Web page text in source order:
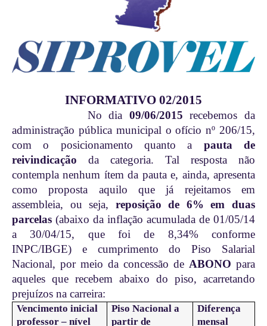
INFORMATIVO 02/2015
No dia 09/06/2015 recebemos da
administração pública municipal o ofício nº 206/15,
com o posicionamento quanto a pauta de
reivindicação da categoria. Tal resposta não
contempla nenhum ítem da pauta e, ainda, apresenta
como proposta aquilo que já rejeitamos em
assembleia, ou seja, reposição de 6% em duas
parcelas (abaixo da inflação acumulada de 01/05/14
a 30/04/15, que foi de 8,34% conforme
INPC/IBGE) e cumprimento do Piso Salarial
Nacional, por meio da concessão de ABONO para
aqueles que recebem abaixo do piso, acarretando
prejuízos na carreira:
Vencimento inicial
professor – nível
Piso Nacional a
partir de
Diferença
mensal